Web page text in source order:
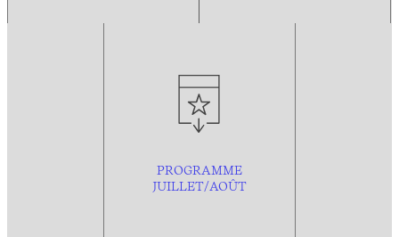
PROGRAMME
JUILLET/AOÛT